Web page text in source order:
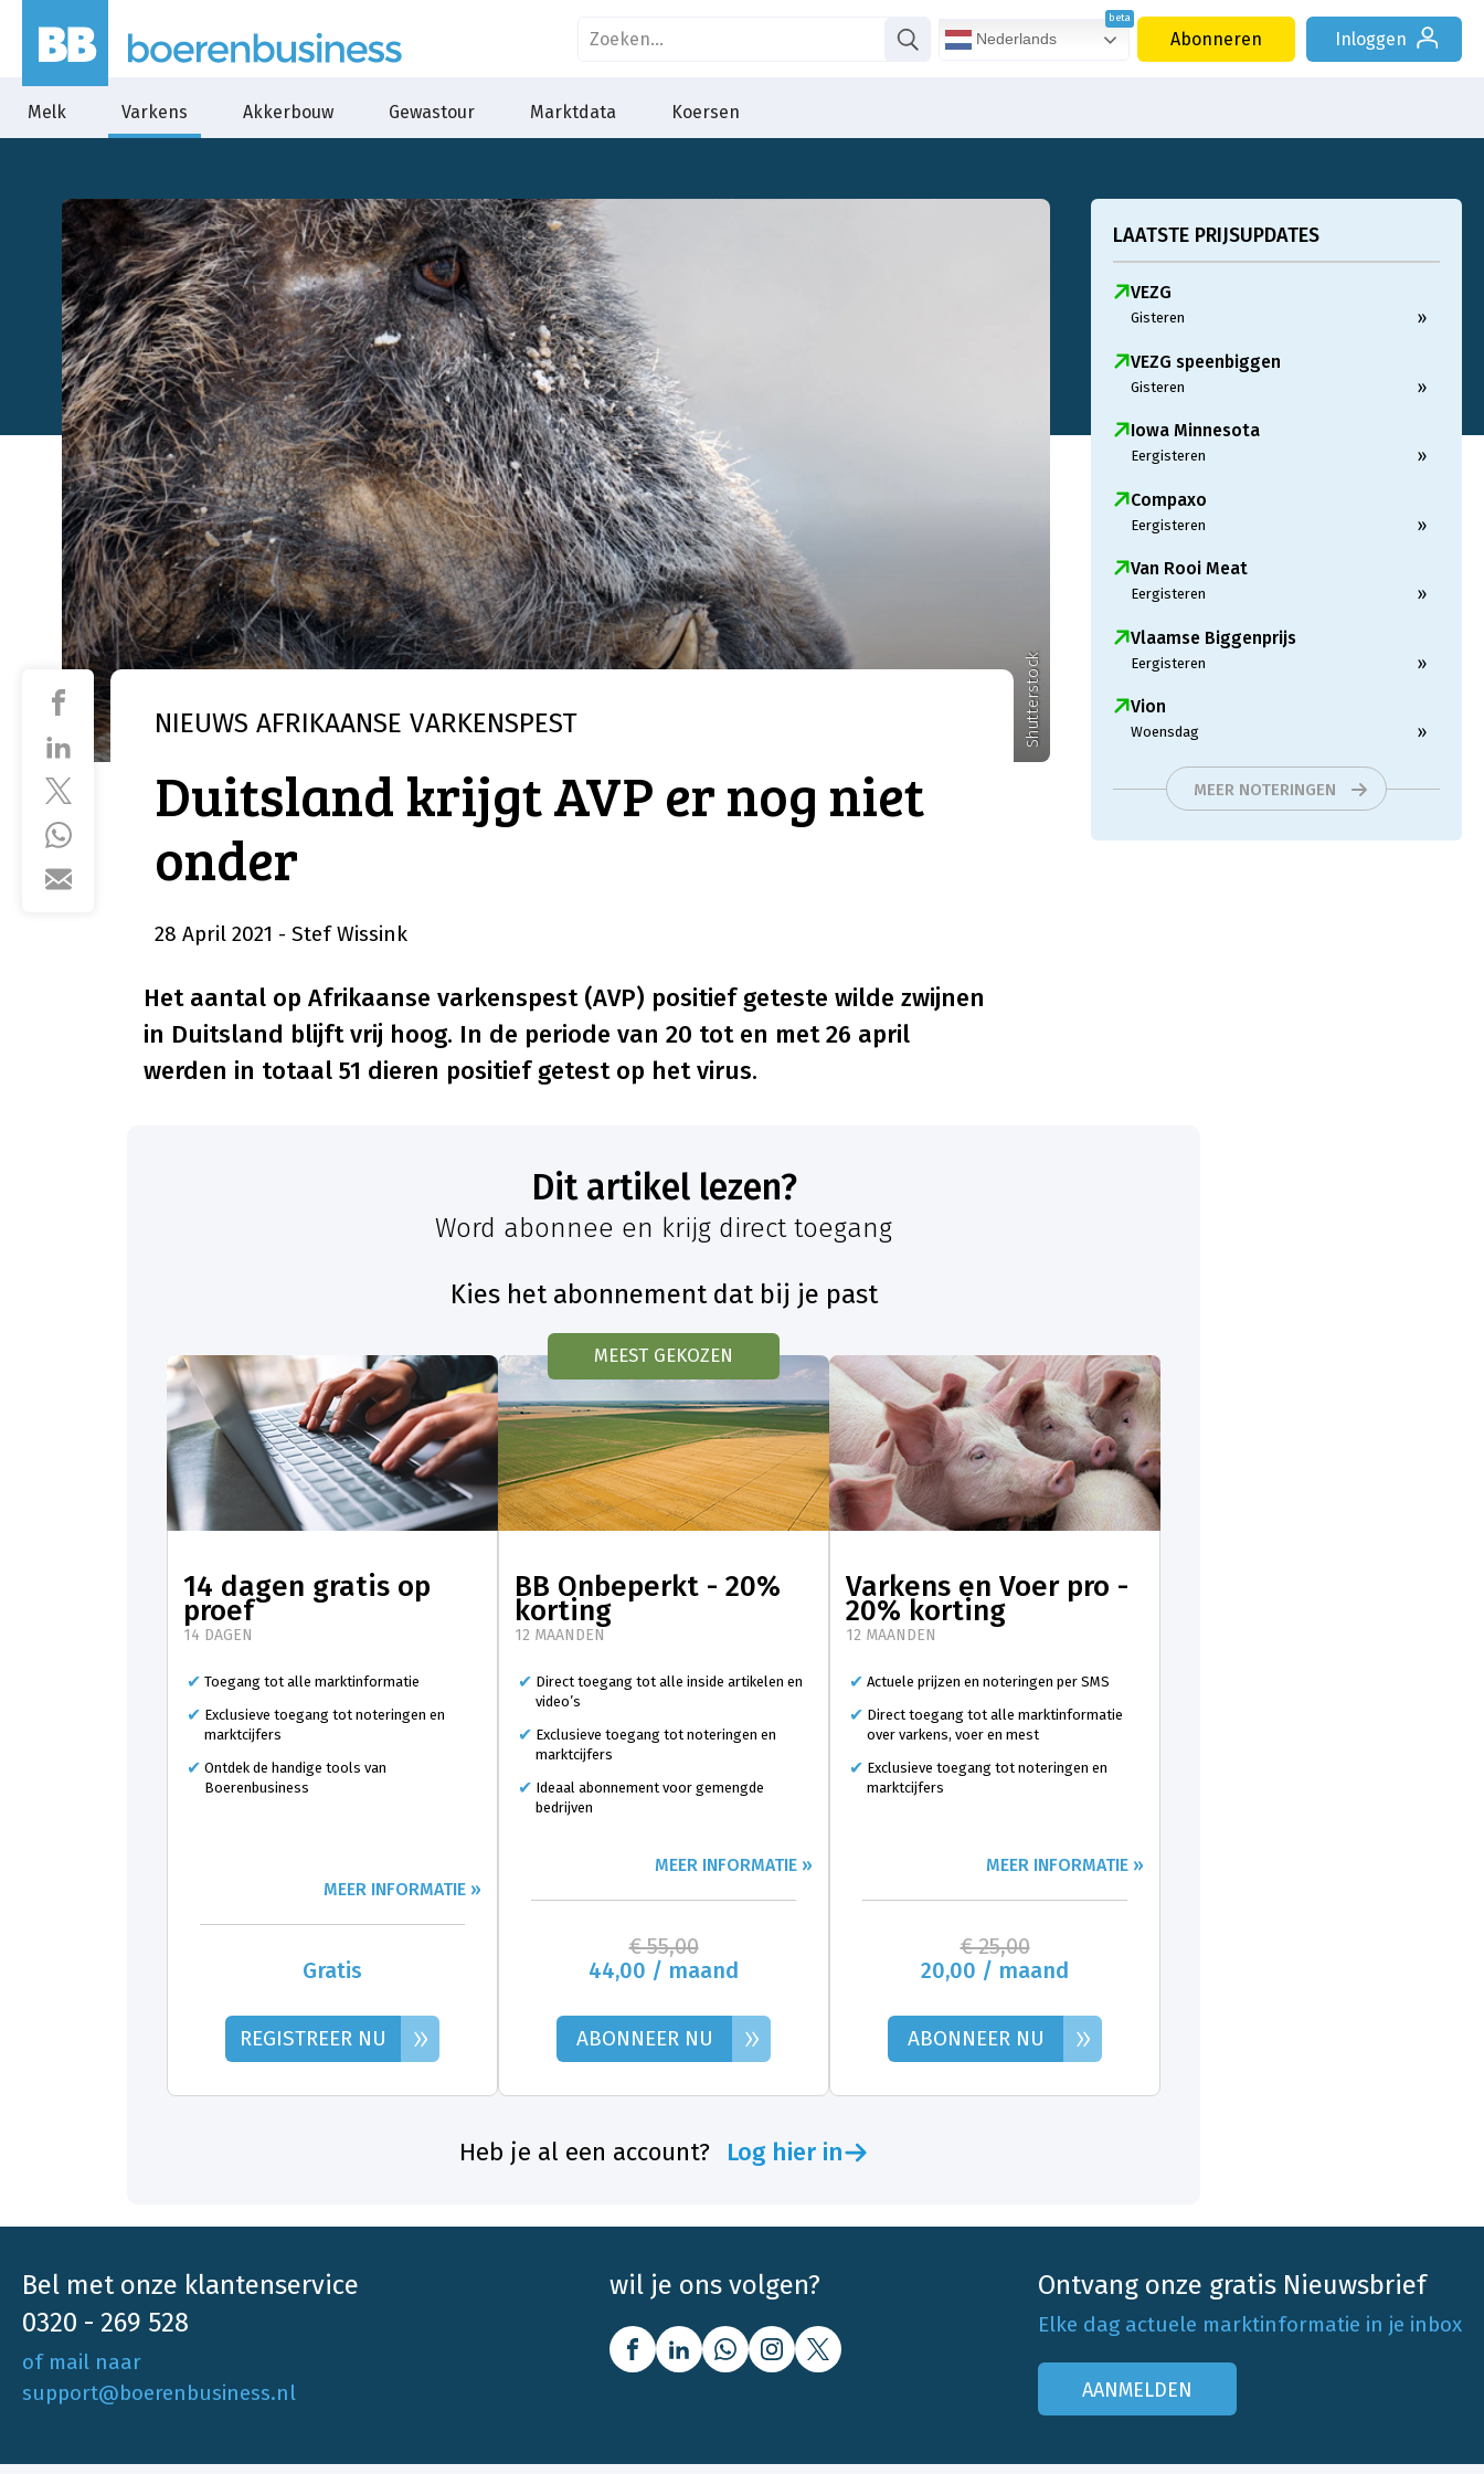
Nederlands Abonneren Inloggen
Melk Varkens Akkerbouw Gewastour Marktdata Koersen
Shutterstock
NIEUWS AFRIKAANSE VARKENSPEST
Duitsland krijgt AVP er nog niet
onder
28 April 2021 - Stef Wissink
Het aantal op Afrikaanse varkenspest (AVP) positief geteste wilde zwijnen
in Duitsland blijft vrij hoog. In de periode van 20 tot en met 26 april
werden in totaal 51 dieren positief getest op het virus.
LAATSTE PRIJSUPDATES
VEZG
Gisteren »
VEZG speenbiggen
Gisteren »
Iowa Minnesota
Eergisteren »
Compaxo
Eergisteren »
Van Rooi Meat
Eergisteren »
Vlaamse Biggenprijs
Eergisteren »
Vion
Woensdag »
MEER NOTERINGEN
Dit artikel lezen?
Word abonnee en krijg direct toegang
Kies het abonnement dat bij je past
14 dagen gratis op
proef
14 DAGEN
Toegang tot alle marktinformatie
Exclusieve toegang tot noteringen en
marktcijfers
Ontdek de handige tools van
Boerenbusiness
MEER INFORMATIE »
Gratis
REGISTREER NU »
MEEST GEKOZEN
BB Onbeperkt - 20%
korting
12 MAANDEN
Direct toegang tot alle inside artikelen en
video’s
Exclusieve toegang tot noteringen en
marktcijfers
Ideaal abonnement voor gemengde
bedrijven
MEER INFORMATIE »
€ 55,00
44,00 / maand
ABONNEER NU »
Varkens en Voer pro -
20% korting
12 MAANDEN
Actuele prijzen en noteringen per SMS
Direct toegang tot alle marktinformatie
over varkens, voer en mest
Exclusieve toegang tot noteringen en
marktcijfers
MEER INFORMATIE »
€ 25,00
20,00 / maand
ABONNEER NU »
Heb je al een account? Log hier in
Bel met onze klantenservice
0320 - 269 528
of mail naar
support@boerenbusiness.nl
wil je ons volgen? Ontvang onze gratis Nieuwsbrief
Elke dag actuele marktinformatie in je inbox
AANMELDEN